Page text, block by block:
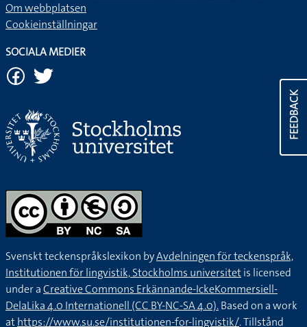
FEEDBACK
Om webbplatsen
Cookieinställningar
SOCIALA MEDIER
Svenskt teckenspråkslexikon byAvdelningen för teckenspråk,
Institutionen för lingvistik, Stockholms universitetis licensed
under aCreative Commons Erkännande-IckeKommersiell-
DelaLika 4.0 Internationell (CC BY-NC-SA 4.0).Based on a work
athttps://www.su.se/institutionen-for-lingvistik/. Tillstånd